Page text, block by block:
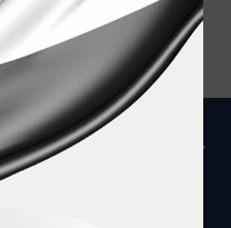
تواصل معنا